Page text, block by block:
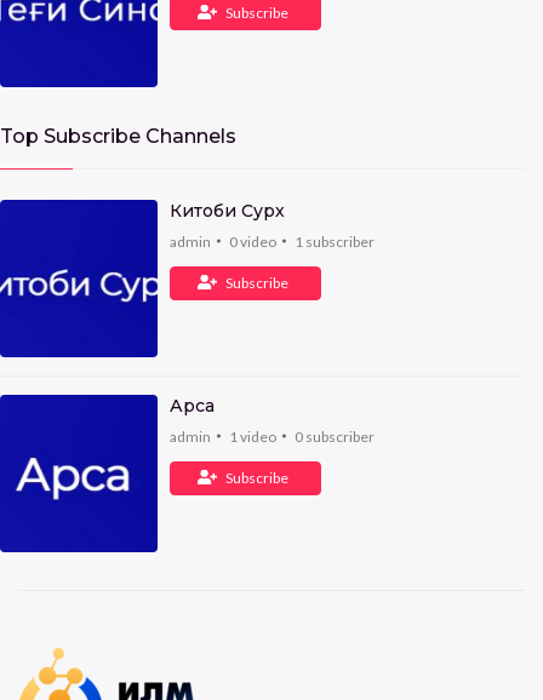
Subscribe
Top Subscribe Channels
Китоби Сурх
admin 0video 1 subscriber
Subscribe
Арса
admin 1 video 0subscriber
Subscribe